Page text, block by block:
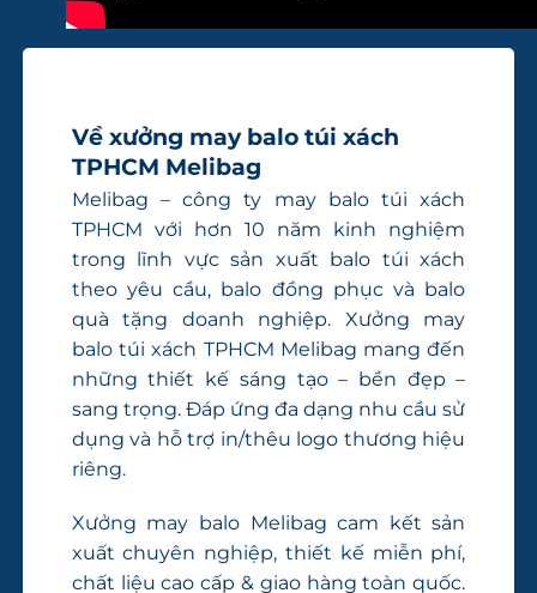
TPHCM Melibag
Melibag – công ty may balo túi xách
TPHCM với hơn 10 năm kinh nghiệm
trong lĩnh vực sản xuất balo túi xách
theo yêu cầu, balo đồng phục và balo
quà tặng doanh nghiệp. Xưởng may
balo túi xách TPHCM Melibag mang đến
những thiết kế sáng tạo – bền đẹp –
sang trọng. Đáp ứng đa dạng nhu cầu sử
dụng và hỗ trợ in/thêu logo thương hiệu
riêng.
xuất chuyên nghiệp, thiết kế miễn phí,
chất liệu cao cấp & giao hàng toàn quốc.
Bảo hành 12 tháng, tiến độ nhanh